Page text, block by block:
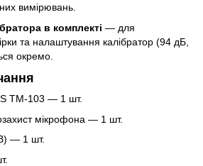
вимірювань.
в комплекті — для
та налаштування калібратор (94 дБ,
окремо.
TM-103 — 1 шт.
мікрофона — 1 шт.
— 1 шт.